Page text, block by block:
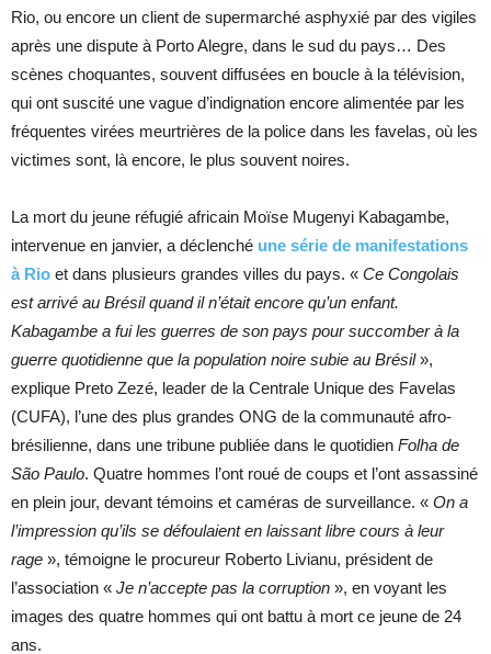
Rio, ou encore un client de supermarché asphyxié par des vigiles
après une dispute à Porto Alegre, dans le sud du pays… Des
scènes choquantes, souvent diffusées en boucle à la télévision,
qui ont suscité une vague d’indignation encore alimentée par les
fréquentes virées meurtrières de la police dans les favelas, où les
victimes sont, là encore, le plus souvent noires.
La mort du jeune réfugié africain Moïse Mugenyi Kabagambe,
intervenue en janvier, a déclenché une série de manifestations
à Rio et dans plusieurs grandes villes du pays. « Ce Congolais
est arrivé au Brésil quand il n’était encore qu’un enfant.
Kabagambe a fui les guerres de son pays pour succomber à la
guerre quotidienne que la population noire subie au Brésil»,
explique Preto Zezé, leader de la Centrale Unique des Favelas
(CUFA), l’une des plus grandes ONG de la communauté afro-
brésilienne, dans une tribune publiée dans le quotidien Folha de
São Paulo. Quatre hommes l’ont roué de coups et l’ont assassiné
en plein jour, devant témoins et caméras de surveillance. « On a
l’impression qu’ils se défoulaient en laissant libre cours à leur
rage », témoigne le procureur Roberto Livianu, président de
l’association « Je n’accepte pas la corruption », en voyant les
images des quatre hommes qui ont battu à mort ce jeune de 24
ans.